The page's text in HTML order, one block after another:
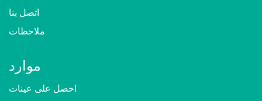
اتصل بنا
ملاحظات
موارد
احصل على عينات